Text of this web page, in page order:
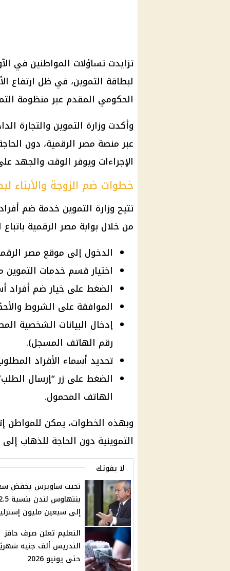
تزايدت تساؤلات المواطنين في
لبطاقة التموين، في ظل ارتفاع
الحكومي المقدم عبر منظومة
وأكدت وزارة التموين والتجارة
عبرمنصة مصر الرقمية، دون
الإجراءات ويوفر الوقت والجهد
خطوات ضم الزوجة والأبناء
تتيح وزارة التموين خدمة ضم أفراد
من خلال بوابة مصر الرقمية
الدخول إلى موقع مصر
اختيار قسم خدمات التموين
الضغط على خيار ضم أفراد
الموافقة على الشروط
إدخال البيانات الشخصية
رقم الهاتف المسجل).
تحديد أسماء الأفراد
الضغط على زر “إرسال
الهاتف المحمول.
وبهذه الخطوات، يمكن للمواطن
التموينية دون الحاجة للذهاب إلى
لا يفوتك
نجيب ساويرس يخفض
إلى سبعين مليون
التعليم تعلن صرف حافز
التدريس ألف جنيه
حتى يونيو 2026